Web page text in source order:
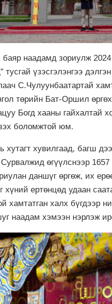
наадамд зориулж
үзэсгэлэнгээ
С.Чулуунбаатартай
төрийн Бат-Оршил
Богд хааны гайхалтай
боломжтой юм.
хутагт хувилгаад, багш
өгүүлснээр
даншүг өргөж, их
ертөнцөд удаан
хамтатган халх бүгдээр
наадам хэмээн нэрлэж